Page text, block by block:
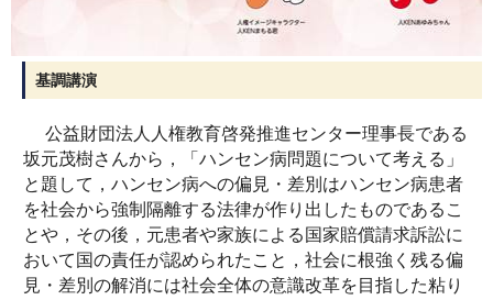
基調講演
公益財団法人人権教育啓発推進センター理事長である
坂元茂樹さんから，「ハンセン病問題について考える」
と題して，ハンセン病への偏見・差別はハンセン病患者
を社会から強制隔離する法律が作り出したものであるこ
とや，その後，元患者や家族による国家賠償請求訴訟に
おいて国の責任が認められたこと，社会に根強く残る偏
見・差別の解消には社会全体の意識改革を目指した粘り